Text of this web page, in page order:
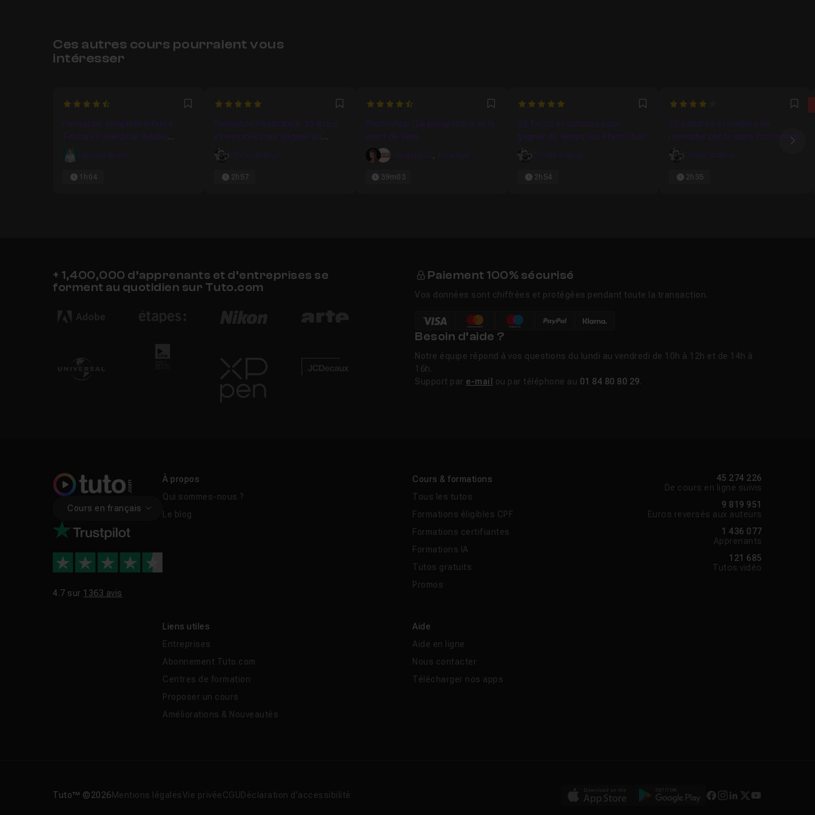
Ces autres cours pourraient vous
intéresser
4.5 Favori
Formation complète Infinite
Texture Panel pour Adobe
Photoshop CC
Laurent Briere
1h04
5 Favori
Formation Photoshop: 35 trucs
et astuces pour gagner du
temps
Olivier Krakus
2h57
4.9333333333333 Favori
Photoshop : La perspective et le
point de fuite
Jacques G. , Pyramyd
39m03
5 Favori
30 Trucs et astuces pour
gagner du temps sur Photoshop
Olivier Krakus
2h54
4
20 astuces et ateliers de
retouche photo dans Photoshop
Olivier Krakus
2h35
+ 1,400,000 d’apprenants et d’entreprises se
forment au quotidien sur Tuto.com
Paiement 100% sécurisé
Vos données sont chiffrées et protégées pendant toute la transaction.
Besoin d’aide ?
Notre équipe répond à vos questions du lundi au vendredi de 10h à 12h et de 14h à
16h.
Support par e-mail ou par téléphone au 01 84 80 80 29.
Cours en français
4.7 sur 1363 avis
À propos
Qui sommes-nous ?
Le blog
Cours & formations
Tous les tutos
Formations éligibles CPF
Formations certifiantes
Formations IA
Tutos gratuits
Promos
Liens utiles
Entreprises
Abonnement Tuto.com
Centres de formation
Proposer un cours
Améliorations & Nouveautés
Aide
Aide en ligne
Nous contacter
Télécharger nos apps
45 274 226
De cours en ligne suivis
9 819 951
Euros reversés aux auteurs
1 436 077
Apprenants
121 685
Tutos vidéo
Tuto™ ©2026Mentions légalesVie privéeCGU Déclaration d’accessibilité